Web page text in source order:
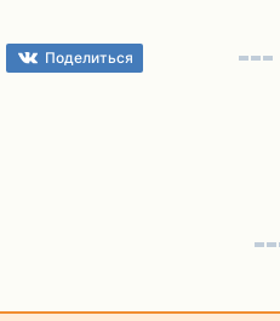
Поделиться